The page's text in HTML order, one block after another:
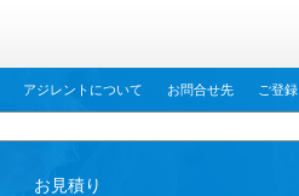
アジレントについて お問合せ先 ご登録
お見積り